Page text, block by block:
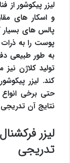
لیزر پیکوشور
و اسکار های
پالس های بسیار
پوست را به ذرات
به طور طبیعی
تولید کلاژن
کند. لیزر
حتی برخی
نتایج آن
لیزر
تدریجی